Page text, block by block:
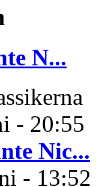
N...
- 20:55
Nic...
- 13:52